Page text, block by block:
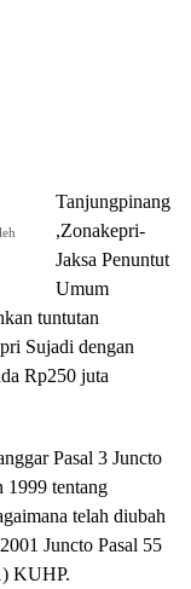
Tanjungpinang
,Zonakepri-
Jaksa Penuntut
Umum
tuntutan
Sujadi dengan
Rp250 juta
Pasal 3 Juncto
1999 tentang
telah diubah
Juncto Pasal 55
KUHP.